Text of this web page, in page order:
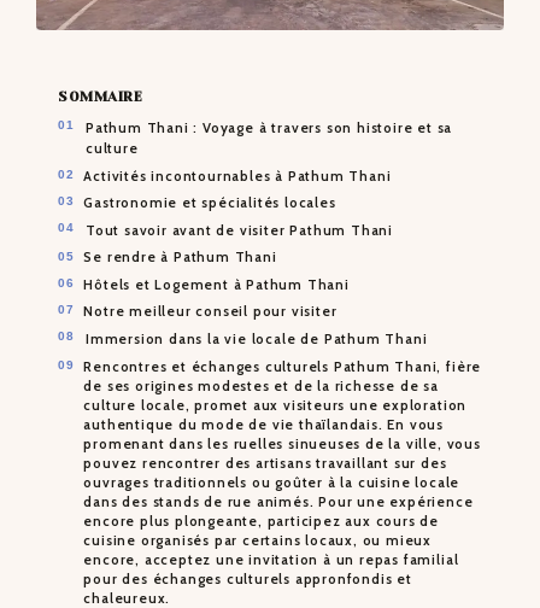
SOMMAIRE
Pathum Thani : Voyage à travers son histoire et sa
culture
Activités incontournables à Pathum Thani
Gastronomie et spécialités locales
Tout savoir avant de visiter Pathum Thani
Se rendre à Pathum Thani
Hôtels et Logement à Pathum Thani
Notre meilleur conseil pour visiter
Immersion dans la vie locale de Pathum Thani
Rencontres et échanges culturels Pathum Thani, fière
de ses origines modestes et de la richesse de sa
culture locale, promet aux visiteurs une exploration
authentique du mode de vie thaïlandais. En vous
promenant dans les ruelles sinueuses de la ville, vous
pouvez rencontrer des artisans travaillant sur des
ouvrages traditionnels ou goûter à la cuisine locale
dans des stands de rue animés. Pour une expérience
encore plus plongeante, participez aux cours de
cuisine organisés par certains locaux, ou mieux
encore, acceptez une invitation à un repas familial
pour des échanges culturels appronfondis et
chaleureux.